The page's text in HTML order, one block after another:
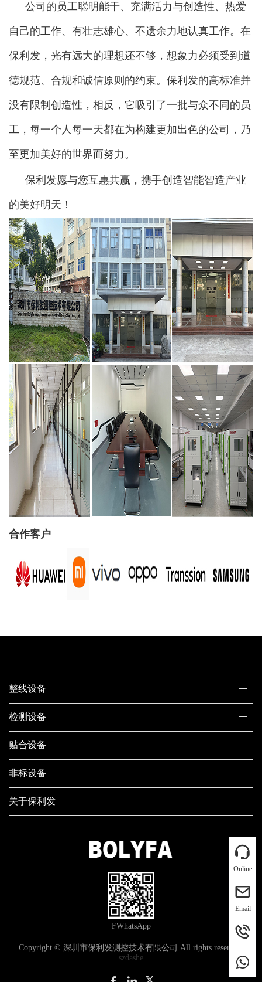
公司的员工聪明能干、充满活力与创造性、热爱
自己的工作、有壮志雄心、不遗余力地认真工作。在
保利发，光有远大的理想还不够，想象力必须受到道
德规范、合规和诚信原则的约束。保利发的高标准并
没有限制创造性，相反，它吸引了一批与众不同的员
工，每一个人每一天都在为构建更加出色的公司，乃
至更加美好的世界而努力。
保利发愿与您互惠共赢， 携手创造智能智造产业
的美好明天！
合作客户
Online
Email
整线设备
检测设备
贴合设备
非标设备
关于保利发
FWhatsApp
Copyright © 深圳市保利发测控技术有限公司 All rights reserved.
szdashe